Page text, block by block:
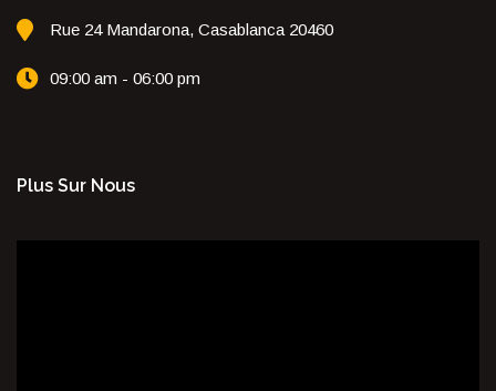
Rue 24 Mandarona, Casablanca 20460
09:00 am - 06:00 pm
Plus Sur Nous